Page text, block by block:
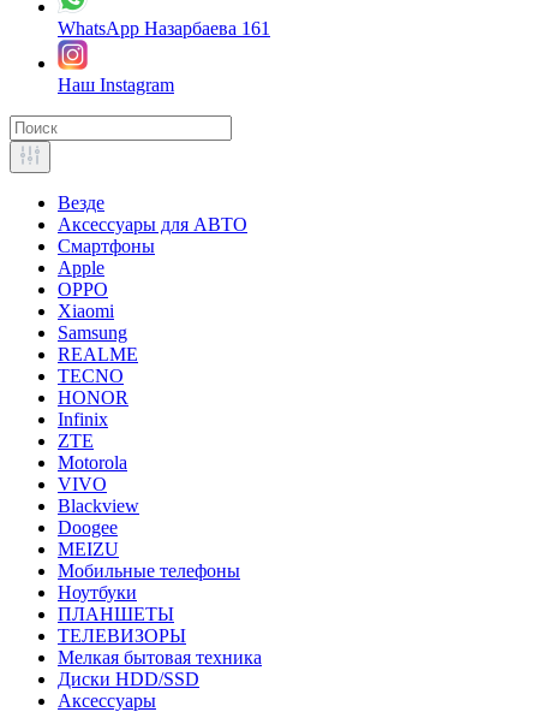
WhatsApp Назарбаева 161
Наш Instagram
Везде
Аксессуары для АВТО
Смартфоны
Apple
OPPO
Xiaomi
Samsung
REALME
TECNO
HONOR
Infinix
ZTE
Motorola
VIVO
Blackview
Doogee
MEIZU
Мобильные телефоны
Ноутбуки
ПЛАНШЕТЫ
ТЕЛЕВИЗОРЫ
Мелкая бытовая техника
Диски HDD/SSD
Аксессуары